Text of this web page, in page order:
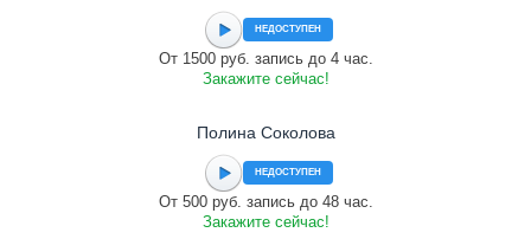
НЕДОСТУПЕН
От 1500 руб. запись до 4 час.
Закажите сейчас!
Полина Соколова
НЕДОСТУПЕН
От 500 руб. запись до 48 час.
Закажите сейчас!